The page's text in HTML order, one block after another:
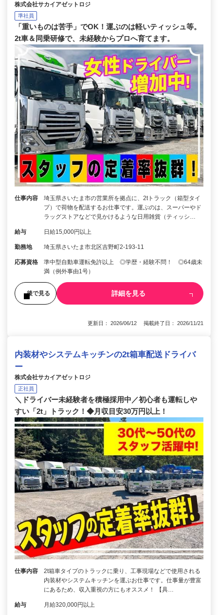
株式会社サカイアゼットロジ
準社員
「重いものは苦手」でOK！運ぶのは軽いティッシュ等。
2t車＆同乗研修で、未経験からプロへ育てます。
仕事内容
埼玉県さいたま市の営業所を拠点に、2tトラック（箱型タイ
プ）で荷物を配送するお仕事です。運ぶのは、スーパーやド
ラッグストアなどで見かけるような日用雑貨（ティッシ…
給与 日給15,000円以上
勤務地 埼玉県さいたま市北区吉野町2-193-11
応募資格
準中型自動車運転免許以上 ◎学歴・経験不問！ ◎64歳未
満（例外事由1号）
後で見る 詳細を見る
更新日： 2026/06/12 掲載終了日： 2026/11/21
内装材やシステムキッチンの2t箱車配送ドライバ
ー
株式会社サカイアゼットロジ
正社員
＼ドライバー未経験者を積極採用中／初心者も運転しや
すい「2t」トラック！◆月収目安30万円以上！
仕事内容
2t箱車タイプのトラックに乗り、工事現場などで使用される
内装材やシステムキッチンを運ぶお仕事です。仕事量が豊富
にあるため、収入重視の方にもオススメ！ 【具…
給与 月給320,000円以上